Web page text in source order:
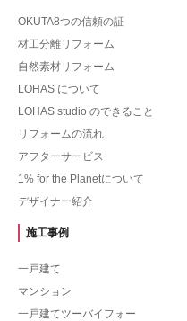
OKUTA8つの信頼の証
材工分離リフォーム
自然素材リフォーム
LOHAS について
LOHAS studio のできること
リフォームの流れ
アフターサービス
1% for the Planetについて
デザイナー紹介
施工事例
一戸建て
マンション
一戸建てツーバイフォー